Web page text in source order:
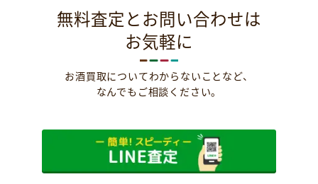
無料査定とお問い合わせは
お気軽に
お酒買取についてわからないことなど、
なんでもご相談ください。